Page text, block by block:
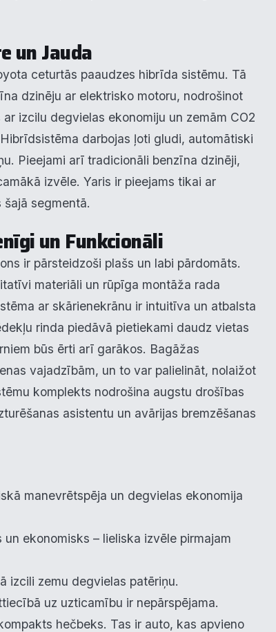
un Jauda
ceturtās paaudzes hibrīda sistēmu. Tā
dzinēju ar elektrisko motoru, nodrošinot
izcilu degvielas ekonomiju un zemām CO2
darbojas ļoti gludi, automātiski
Pieejami arī tradicionāli benzīna dzinēji,
izvēle. Yaris ir pieejams tikai ar
segmentā.
un Funkcionāli
ir pārsteidzoši plašs un labi pārdomāts.
materiāli un rūpīga montāža rada
ar skārienekrānu ir intuitīva un atbalsta
rinda piedāvā pietiekami daudz vietas
būs ērti arī garākos. Bagāžas
vajadzībām, un to var palielināt, nolaižot
komplekts nodrošina augstu drošības
asistentu un avārijas bremzēšanas
manevrētspēja un degvielas ekonomija
ekonomisks – lieliska izvēle pirmajam
izcili zemu degvielas patēriņu.
uz uzticamību ir nepārspējama.
hečbeks. Tas ir auto, kas apvieno
preferences
sīkdatnes, lai palīdzētu jums efektīvi pārvietoties un veikt
sīk... Rādīt vairāk
Vienmēr aktīvs